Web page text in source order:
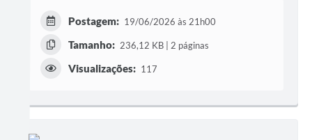
Postagem: 19/06/2026 às 21h00
Tamanho: 236,12 KB | 2 páginas
Visualizações: 117